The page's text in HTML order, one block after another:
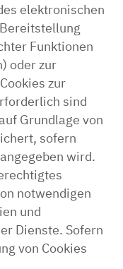
elektronischen
Funktionen
oder zur
zur
sind
Grundlage von
sofern
wird.
notwendigen
und
Dienste. Sofern
von Cookies